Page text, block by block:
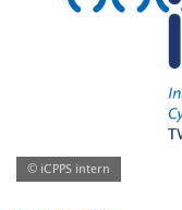
© iCPPS intern